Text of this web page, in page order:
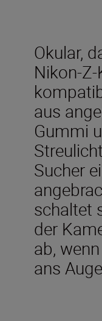
Okular,
Nikon-
aus
Gummi
Sucher
schaltet
der
ab,
ans